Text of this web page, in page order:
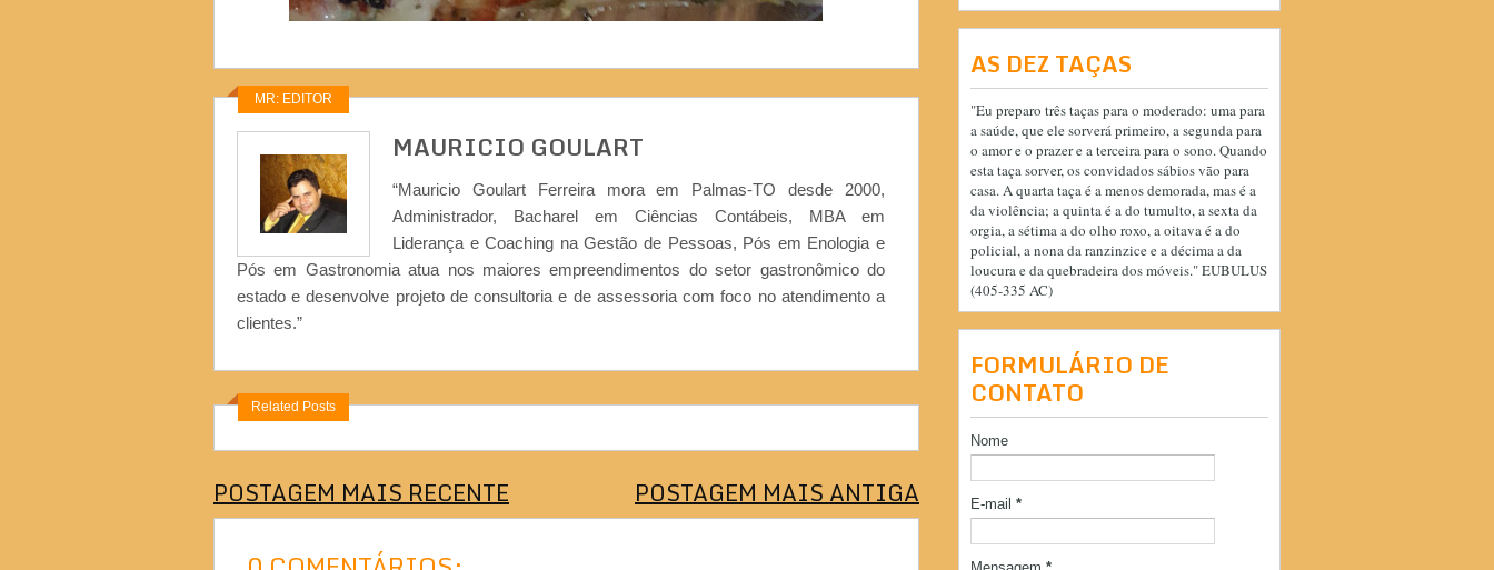
MR: EDITOR
MAURICIO GOULART
“Mauricio Goulart Ferreira mora em Palmas-TO desde 2000,
Administrador, Bacharel em Ciências Contábeis, MBA em
Liderança e Coaching na Gestão de Pessoas, Pós em Enologia e
Pós em Gastronomia atua nos maiores empreendimentos do setor gastronômico do
estado e desenvolve projeto de consultoria e de assessoria com foco no atendimento a
clientes.”
Related Posts
POSTAGEM MAIS RECENTE POSTAGEM MAIS ANTIGA
AS DEZ TAÇAS
"Eu preparo três taças para o moderado: uma para
a saúde, que ele sorverá primeiro, a segunda para
o amor e o prazer e a terceira para o sono. Quando
esta taça sorver, os convidados sábios vão para
casa. A quarta taça é a menos demorada, mas é a
da violência; a quinta é a do tumulto, a sexta da
orgia, a sétima a do olho roxo, a oitava é a do
policial, a nona da ranzinzice e a décima a da
loucura e da quebradeira dos móveis." EUBULUS
(405-335 AC)
FORMULÁRIO DE
CONTATO
Nome
E-mail *